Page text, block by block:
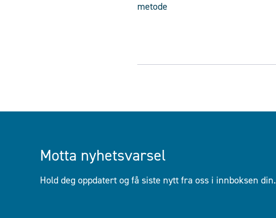
metode
Motta nyhetsvarsel
Hold deg oppdatert og få siste nytt fra oss i innboksen din.